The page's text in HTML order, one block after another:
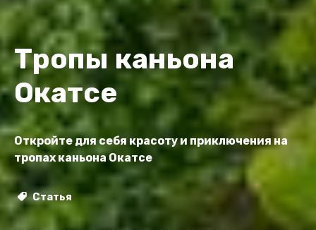
Тропы каньона
Окатсе
Откройте для себя красоту и приключения на
тропах каньона Окатсе
Статья